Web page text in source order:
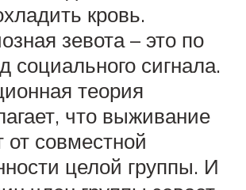
кровь.
зевота – это по
социального сигнала.
теория
что выживание
от совместной
целой группы. И